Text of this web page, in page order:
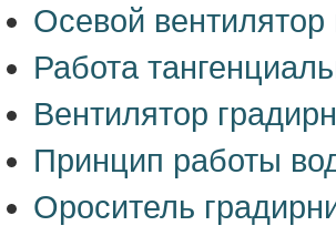
Осевой вентилятор
Работа
Вентилятор
Принцип работы
Ороситель